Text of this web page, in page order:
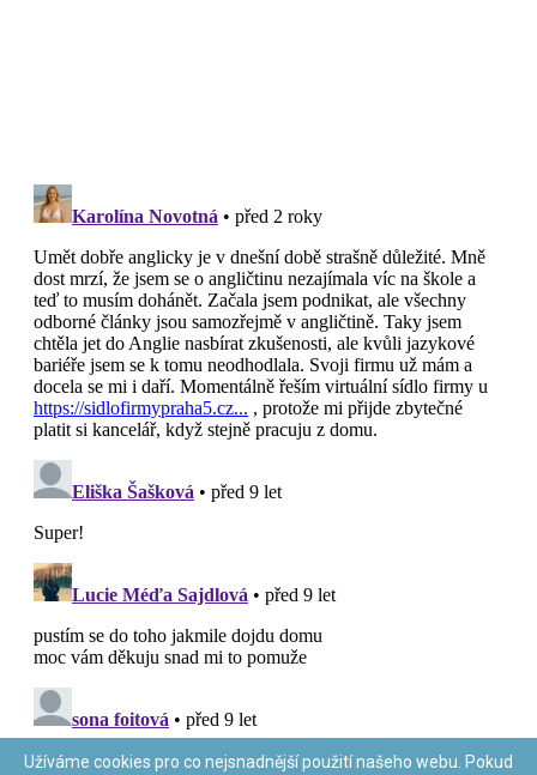
Užíváme cookies pro co nejsnadnější použití našeho webu. Pokud